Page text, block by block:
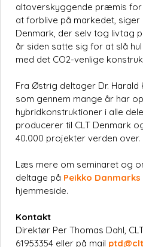
altoverskyggende præmis
at forblive på markedet, siger
Denmark, der selv tog livtag
år siden satte sig for at slå
med det CO2-venlige
Fra Østrig deltager Dr. Harald
som gennem mange år har
hybridkonstruktioner i alle
producerer til CLT Denmark
40.000 projekter verden over.
Læs mere om seminaret og
deltage på Peikko Danmarks
hjemmeside.
Kontakt
Direktør Per Thomas Dahl,
61953354 eller på mail